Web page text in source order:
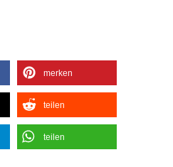
merken
teilen
teilen